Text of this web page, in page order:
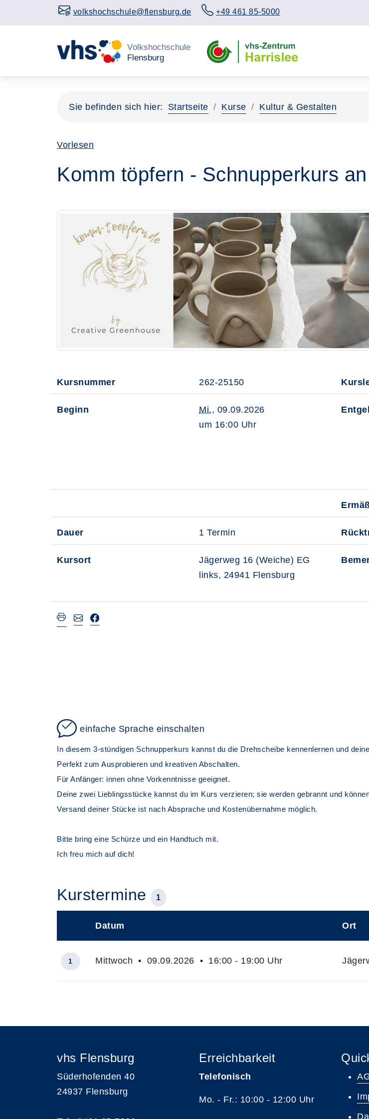
volkshochschule@flensburg.de +49 461 85-5000
Sie befinden sich hier: Startseite Kurse Kultur & Gestalten
Vorlesen
Komm töpfern - Schnupperkurs
Kursnummer 262-25150
Beginn Mi., 09.09.2026
um 16:00 Uhr
Dauer 1 Termin
Kursort
Jägerweg 16 (Weiche) EG
links, 24941 Flensburg
einfache Sprache einschalten
In diesem 3-stündigen Schnupperkurs kannst du die Drehscheibe kennenlernen und
Perfekt zum Ausprobieren und kreativen Abschalten.
Für Anfänger: innen ohne Vorkenntnisse geeignet.
Deine zwei Lieblingsstücke kannst du im Kurs verzieren; sie werden gebrannt und
Versand deiner Stücke ist nach Absprache und Kostenübernahme möglich.
Bitte bring eine Schürze und ein Handtuch mit.
Ich freu mich auf dich!
Kurstermine 1
Datum Ort
1 Mittwoch • 09.09.2026 • 16:00 - 19:00 Uhr
vhs Flensburg
Süderhofenden 40
24937 Flensburg
Erreichbarkeit
Telefonisch
Mo. - Fr.: 10:00 - 12:00 Uhr